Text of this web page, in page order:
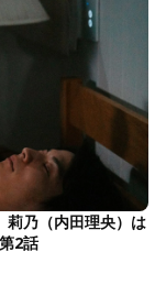
莉乃（内田理央）は
2話